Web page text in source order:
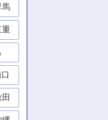
馬
重
田